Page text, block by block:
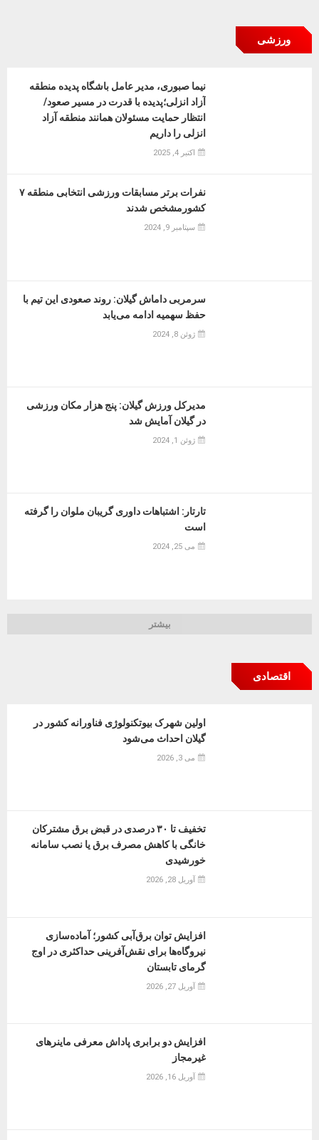
ورزشی
نیما صبوری، مدیر عامل باشگاه پدیده منطقه
آزاد انزلی؛پدیده با قدرت در مسیر صعود/
انتظار حمایت مسئولان همانند منطقه آزاد
انزلی را داریم
اکتبر 4, 2025
نفرات برتر مسابقات ورزشی انتخابی منطقه ۷
کشورمشخص شدند
سپتامبر 9, 2024
سرمربی داماش گیلان: روند صعودی این تیم با
حفظ سهمیه ادامه می‌یابد
ژوئن 8, 2024
مدیرکل ورزش گیلان: پنج هزار مکان ورزشی
در گیلان آمایش شد
ژوئن 1, 2024
تارتار: اشتباهات داوری گریبان ملوان را گرفته
است
می 25, 2024
بیشتر
اقتصادی
اولین شهرک بیوتکنولوژی فناورانه کشور در
گیلان احداث می‌شود
می 3, 2026
تخفیف تا ۳۰ درصدی در قبض برق مشترکان
خانگی با کاهش مصرف برق یا نصب سامانه
خورشیدی
آوریل 28, 2026
افزایش توان برق‌آبی کشور؛ آماده‌سازی
نیروگاه‌ها برای نقش‌آفرینی حداکثری در اوج
گرمای تابستان
آوریل 27, 2026
افزایش دو برابری پاداش معرفی ماینرهای
غیرمجاز
آوریل 16, 2026